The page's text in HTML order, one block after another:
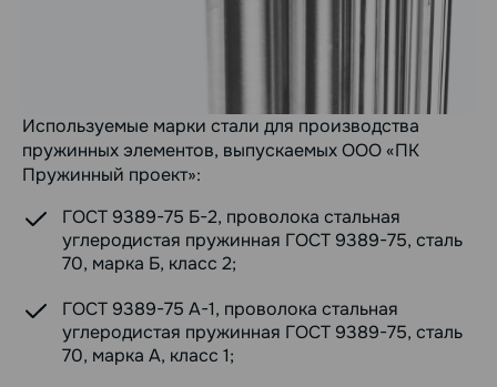
Используемые марки стали для производства
пружинных элементов, выпускаемых ООО «ПК
Пружинный проект»:
ГОСТ 9389-75 Б-2, проволока стальная
углеродистая пружинная ГОСТ 9389-75, сталь
70, марка Б, класс 2;
ГОСТ 9389-75 А-1, проволока стальная
углеродистая пружинная ГОСТ 9389-75, сталь
70, марка А, класс 1;